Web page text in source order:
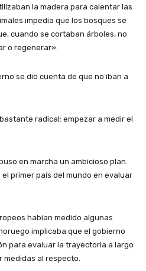
la madera para calentar las
impedía que los bosques se
cuando se cortaban árboles, no
o regenerar».
se dio cuenta de que no iban a
radical: empezar a medir el
en marcha un ambicioso plan.
primer país del mundo en evaluar
habían medido algunas
implicaba que el gobierno
para evaluar la trayectoria a largo
medidas al respecto.